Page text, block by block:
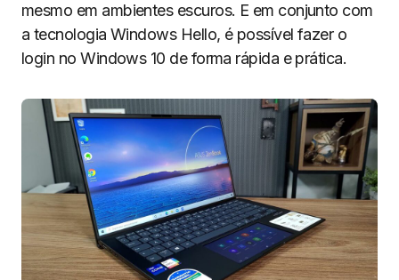
mesmo em ambientes escuros. E em conjunto com
a tecnologia Windows Hello, é possível fazer o
login no Windows 10 de forma rápida e prática.